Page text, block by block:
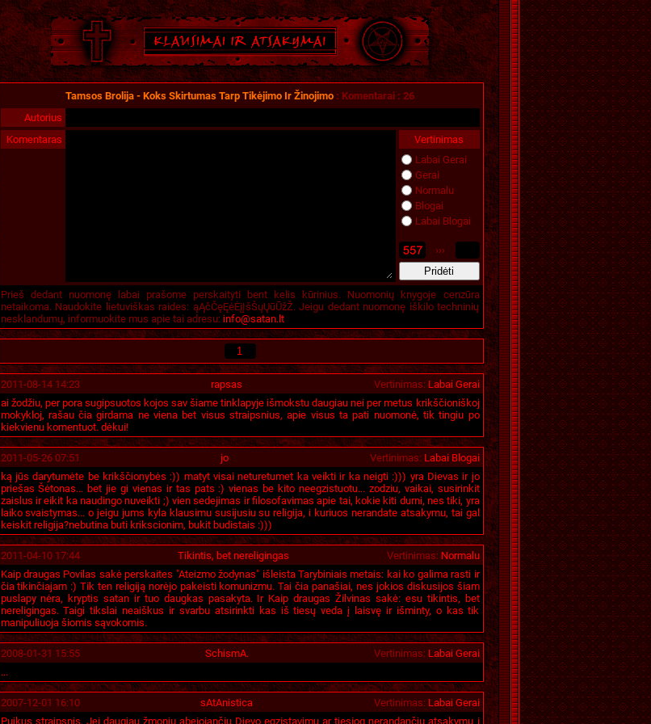
Tamsos Brolija - Koks Skirtumas Tarp Tikėjimo Ir Žinojimo : Komentarai : 26
Autorius
Komentaras
Vertinimas
Labai Gerai
Gerai
Normalu
Blogai
Labai Blogai
›››
Prieš dedant nuomonę labai prašome perskaityti bent kelis kūrinius. Nuomonių knygoje cenzūra
netaikoma. Naudokite lietuviškas raides: ąĄčČęĘėĖįĮšŠųŲūŪžŽ. Jeigu dedant nuomonę iškilo techninių
nesklandumų, informuokite mus apie tai adresu: info@satan.lt
2011-08-14 14:23 rapsas Vertinimas: Labai Gerai
ai žodžiu, per pora sugipsuotos kojos sav šiame tinklapyje išmokstu daugiau nei per metus krikščioniškoj
mokykloj, rašau čia girdama ne viena bet visus straipsnius, apie visus ta pati nuomonė, tik tingiu po
kiekvienu komentuot. dėkui!
2011-05-26 07:51 jo Vertinimas: Labai Blogai
ką jūs darytumėte be krikščionybės :)) matyt visai neturetumet ka veikti ir ka neigti :))) yra Dievas ir jo
priešas Šėtonas... bet jie gi vienas ir tas pats :) vienas be kito neegzistuotu... zodziu, vaikai, susirinkit
zaislus ir eikit ka naudingo nuveikti ;) vien sedejimas ir filosofavimas apie tai, kokie kiti durni, nes tiki, yra
laiko svaistymas... o jeigu jums kyla klausimu susijusiu su religija, i kuriuos nerandate atsakymu, tai gal
keiskit religija?nebutina buti krikscionim, bukit budistais :)))
2011-04-10 17:44 Tikintis, bet nereligingas Vertinimas: Normalu
Kaip draugas Povilas sakė perskaites "Ateizmo žodynas" išleista Tarybiniais metais: kai ko galima rasti ir
čia tikinčiajam :) Tik ten religiją norėjo pakeisti komunizmu. Tai čia panašiai, nes jokios diskusijos šiam
puslapy nėra, kryptis satan ir tuo daugkas pasakyta. Ir Kaip draugas Žilvinas sakė: esu tikintis, bet
nereligingas. Taigi tikslai neaiškus ir svarbu atsirinkti kas iš tiesų veda į laisvę ir išminty, o kas tik
manipuliuoja šiomis sąvokomis.
2008-01-31 15:55 SchismA. Vertinimas: Labai Gerai
...
2007-12-01 16:10 sAtAnistica Vertinimas: Labai Gerai
Puikus straipsnis. Jei daugiau žmonių abejojančių Dievo egzistavimu ar tiesiog nerandančių atsakymų į